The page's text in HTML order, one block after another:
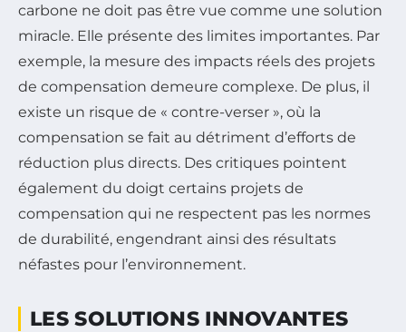
carbone ne doit pas être vue comme une solution
miracle. Elle présente des limites importantes. Par
exemple, la mesure des impacts réels des projets
de compensation demeure complexe. De plus, il
existe un risque de « contre-verser », où la
compensation se fait au détriment d’efforts de
réduction plus directs. Des critiques pointent
également du doigt certains projets de
compensation qui ne respectent pas les normes
de durabilité, engendrant ainsi des résultats
néfastes pour l’environnement.
LES SOLUTIONS INNOVANTES